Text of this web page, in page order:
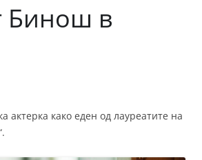
Бинош в
актерка како еден од лауреатите на